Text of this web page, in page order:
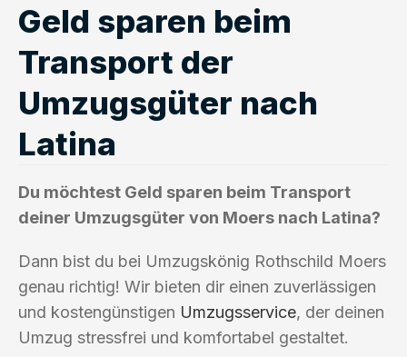
Geld sparen beim
Transport der
Umzugsgüter nach
Latina
Du möchtest Geld sparen beim Transport
deiner Umzugsgüter von Moers nach Latina?
Dann bist du bei Umzugskönig Rothschild Moers
genau richtig! Wir bieten dir einen zuverlässigen
und kostengünstigen Umzugsservice, der deinen
Umzug stressfrei und komfortabel gestaltet.